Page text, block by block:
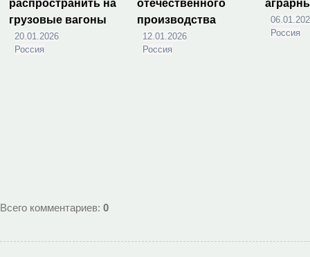
распространить на
грузовые вагоны
20.01.2026
Россия
отечественного
производства
12.01.2026
Россия
Россия
Всего комментариев: 0